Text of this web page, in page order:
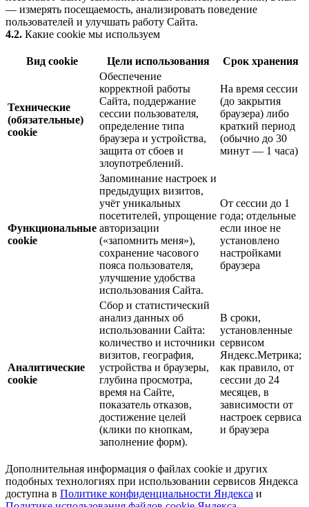
— измерять посещаемость, анализировать поведение
пользователей и улучшать работу Сайта.
4.2. Какие cookie мы используем
Вид cookie Цели использования Срок хранения
Технические
(обязательные)
cookie
Обеспечение
корректной работы
Сайта, поддержание
сессии пользователя,
определение типа
браузера и устройства,
защита от сбоев и
злоупотреблений.
На время сессии
(до закрытия
браузера) либо
краткий период
(обычно до 30
минут — 1 часа)
Функциональные
cookie
Запоминание настроек и
предыдущих визитов,
учёт уникальных
посетителей, упрощение
авторизации
(«запомнить меня»),
сохранение часового
пояса пользователя,
улучшение удобства
использования Сайта.
От сессии до 1
года; отдельные
если иное не
установлено
настройками
браузера
Аналитические
cookie
Сбор и статистический
анализ данных об
использовании Сайта:
количество и источники
визитов, география,
устройства и браузеры,
глубина просмотра,
время на Сайте,
показатель отказов,
достижение целей
(клики по кнопкам,
заполнение форм).
В сроки,
установленные
сервисом
Яндекс.Метрика;
как правило, от
сессии до 24
месяцев, в
зависимости от
настроек сервиса
и браузера
Дополнительная информация о файлах cookie и других
подобных технологиях при использовании сервисов Яндекса
доступна в Политике конфиденциальности Яндекса и